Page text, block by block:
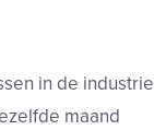
in de industrie
maand